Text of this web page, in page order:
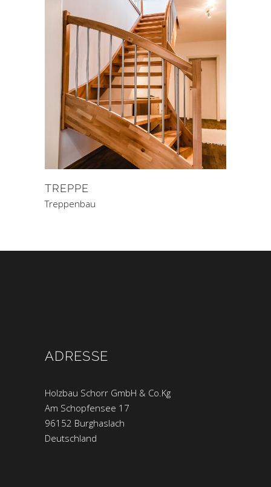
TREPPE
Treppenbau
ADRESSE
Holzbau Schorr GmbH & Co.Kg
Am Schopfensee 17
96152 Burghaslach
Deutschland